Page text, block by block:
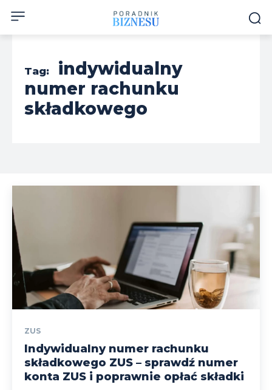
Tag:
indywidualny
numer rachunku
składkowego
ZUS
Indywidualny numer rachunku
składkowego ZUS – sprawdź numer
konta ZUS i poprawnie opłać składki